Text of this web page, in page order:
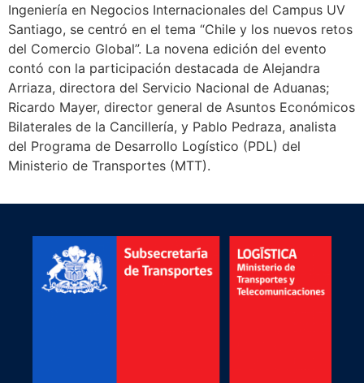
Ingeniería en Negocios Internacionales del Campus UV
Santiago, se centró en el tema “Chile y los nuevos retos
del Comercio Global”. La novena edición del evento
contó con la participación destacada de Alejandra
Arriaza, directora del Servicio Nacional de Aduanas;
Ricardo Mayer, director general de Asuntos Económicos
Bilaterales de la Cancillería, y Pablo Pedraza, analista
del Programa de Desarrollo Logístico (PDL) del
Ministerio de Transportes (MTT).